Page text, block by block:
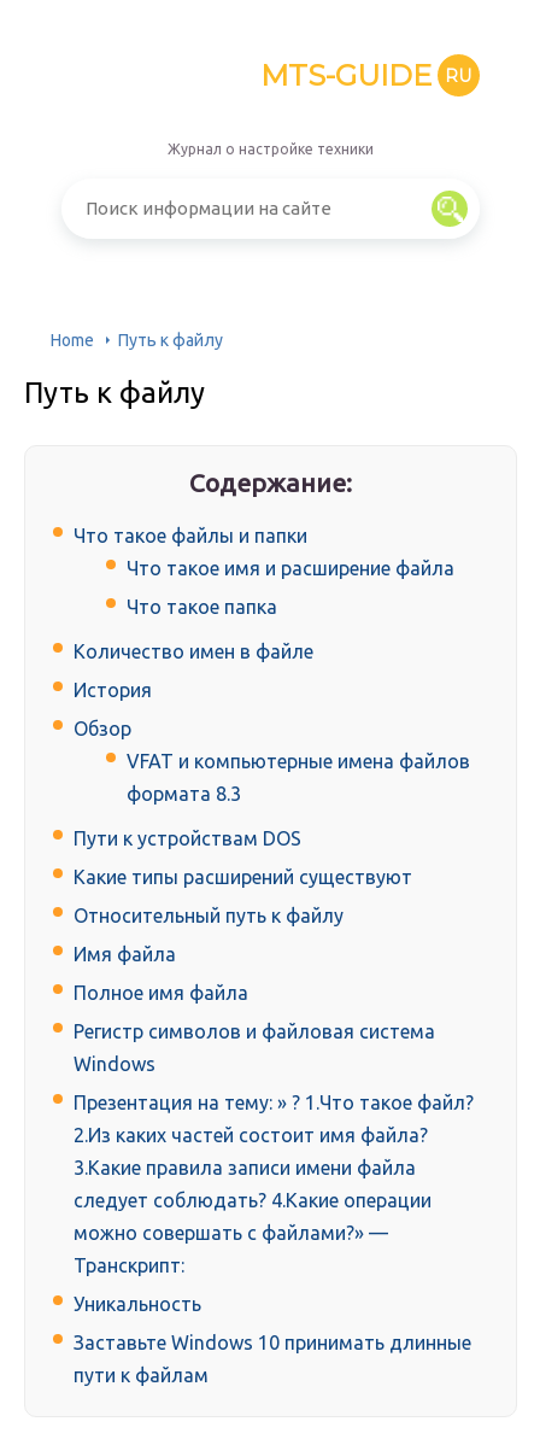
MTS-GUIDE RU
Журнал о настройке техники
Home Путь к файлу
Путь к файлу
Содержание:
Что такое файлы и папки
Что такое имя и расширение файла
Что такое папка
Количество имен в файле
История
Обзор
VFAT и компьютерные имена файлов
формата 8.3
Пути к устройствам DOS
Какие типы расширений существуют
Относительный путь к файлу
Имя файла
Полное имя файла
Регистр символов и файловая система
Windows
Презентация на тему: » ? 1.Что такое файл?
2.Из каких частей состоит имя файла?
3.Какие правила записи имени файла
следует соблюдать? 4.Какие операции
можно совершать с файлами?» —
Транскрипт:
Уникальность
Заставьте Windows 10 принимать длинные
пути к файлам